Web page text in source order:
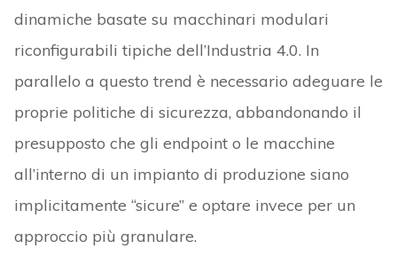
dinamiche basate su macchinari modulari
riconfigurabili tipiche dell’Industria 4.0. In
parallelo a questo trend è necessario adeguare le
proprie politiche di sicurezza, abbandonando il
presupposto che gli endpoint o le macchine
all’interno di un impianto di produzione siano
implicitamente “sicure” e optare invece per un
approccio più granulare.